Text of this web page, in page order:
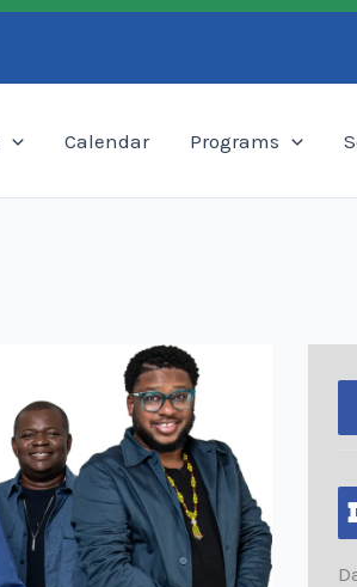
Calendar Programs